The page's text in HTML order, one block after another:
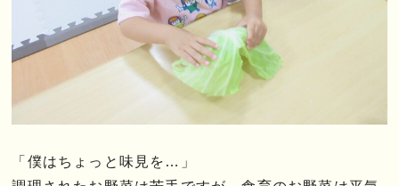
「僕はちょっと味見を…」